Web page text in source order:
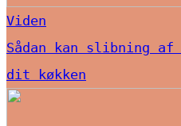
Viden
Sådan kan slibning af
dit køkken